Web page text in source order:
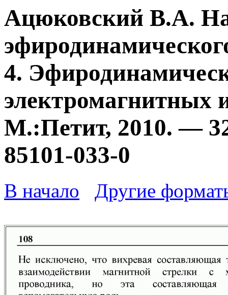
Ацюковский В.А.
4.
электромагнитных
М.:Петит, 2010. —
85101-033-0
В начало Другие